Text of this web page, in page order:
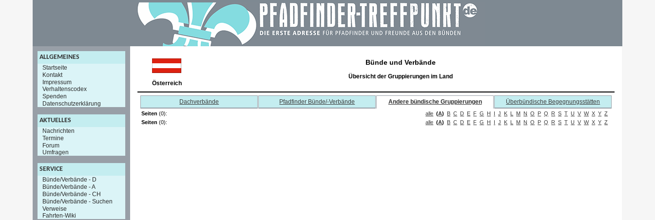
ALLGEMEINES
Startseite
Kontakt
Impressum
Verhaltenscodex
Spenden
Datenschutzerklärung
AKTUELLES
Nachrichten
Termine
Forum
Umfragen
SERVICE
Bünde/Verbände - D
Bünde/Verbände - A
Bünde/Verbände - CH
Bünde/Verbände - Suchen
Verweise
Fahrten-Wiki
Österreich
Bünde und Verbände
Übersicht der Gruppierungen im Land
Dachverbände Pfadfinder Bünde/-Verbände Andere bündische Gruppierungen Überbündische Begegnungsstätten
Seiten (0): alle (A) B C D E F G H I J K L M N O P Q R S T U V W X Y Z
Seiten (0): alle (A) B C D E F G H I J K L M N O P Q R S T U V W X Y Z